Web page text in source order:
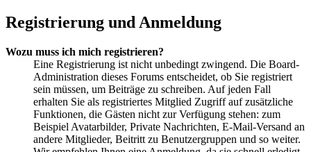
Registrierung und Anmeldung
Wozu muss ich mich registrieren?
Eine Registrierung ist nicht unbedingt zwingend. Die Board-
Administration dieses Forums entscheidet, ob Sie registriert
sein müssen, um Beiträge zu schreiben. Auf jeden Fall
erhalten Sie als registriertes Mitglied Zugriff auf zusätzliche
Funktionen, die Gästen nicht zur Verfügung stehen: zum
Beispiel Avatarbilder, Private Nachrichten, E-Mail-Versand an
andere Mitglieder, Beitritt zu Benutzergruppen und so weiter.